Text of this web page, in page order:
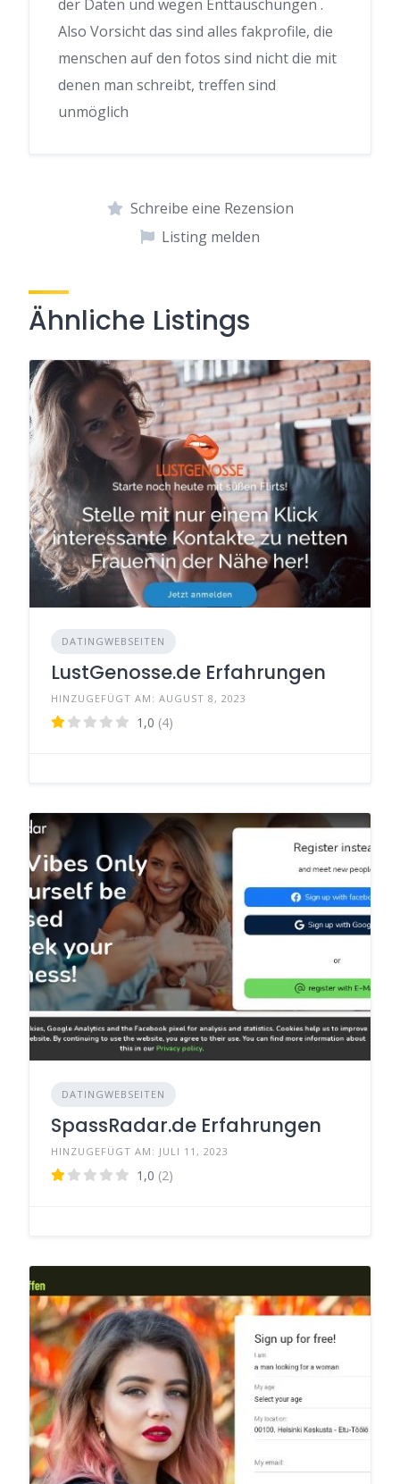
der Daten und wegen Enttäuschungen .
Also Vorsicht das sind alles fakprofile, die
menschen auf den fotos sind nicht die mit
denen man schreibt, treffen sind
unmöglich
Schreibe eine Rezension
Listing melden
Ähnliche Listings
DATINGWEBSEITEN
LustGenosse.de Erfahrungen
HINZUGEFÜGT AM: AUGUST 8, 2023
1,0 (4)
DATINGWEBSEITEN
SpassRadar.de Erfahrungen
HINZUGEFÜGT AM: JULI 11, 2023
1,0 (2)